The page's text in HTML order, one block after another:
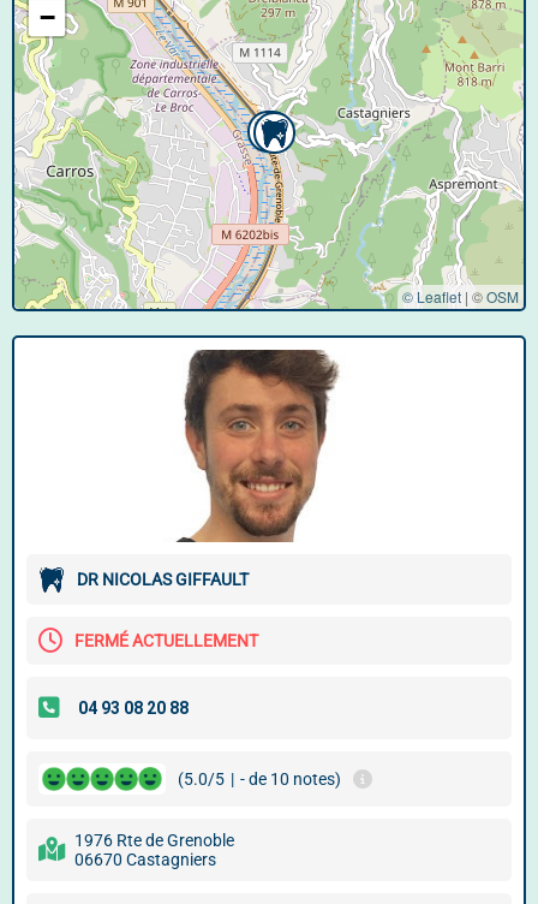
−
© Leaflet | ©OSM
DR NICOLAS GIFFAULT
FERMÉ ACTUELLEMENT
(5.0/5 | - de 10 notes)
1976 Rte de Grenoble
06670 Castagniers